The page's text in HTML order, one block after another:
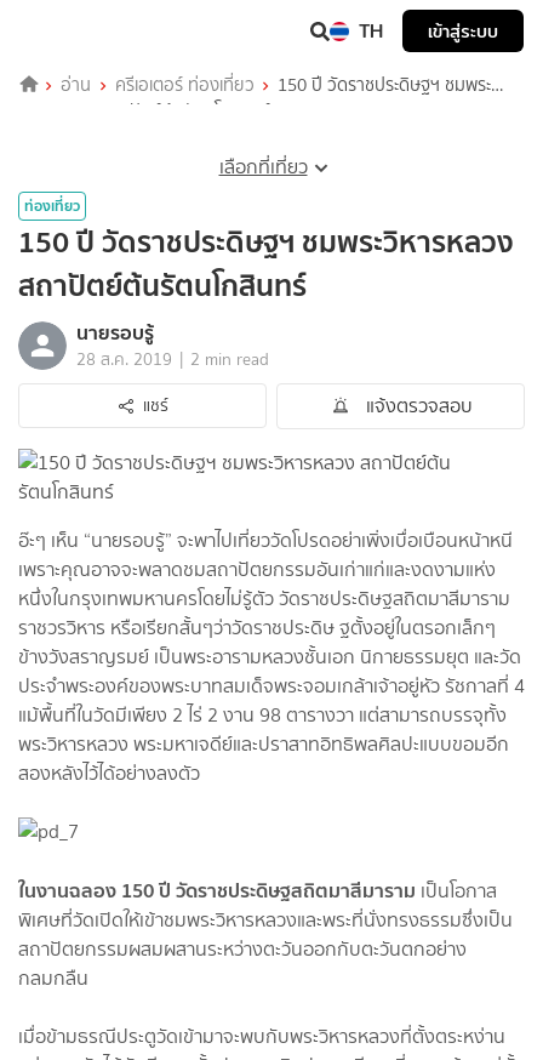
TH เข้าสู่ระบบ
อ่าน ครีเอเตอร์ ท่องเที่ยว
150 ปี วัดราชประดิษฐฯ ชมพระ
วิหารหลวง สถาปัตย์ต้นรัตนโกสินทร์
เลือกที่เที่ยว
ท่องเที่ยว
150 ปี วัดราชประดิษฐฯ ชมพระวิหารหลวง
สถาปัตย์ต้นรัตนโกสินทร์
นายรอบรู้
28 ส.ค. 2019 | 2 min read
แชร์
แจ้งตรวจสอบ
อ๊ะๆ เห็น “นายรอบรู้” จะพาไปเที่ยววัดโปรดอย่าเพิ่งเบื่อเบือนหน้าหนี
เพราะคุณอาจจะพลาดชมสถาปัตยกรรมอันเก่าแก่และงดงามแห่ง
หนึ่งในกรุงเทพมหานครโดยไม่รู้ตัว วัดราชประดิษฐสถิตมาสีมาราม
ราชวรวิหาร หรือเรียกสั้นๆว่าวัดราชประดิษ ฐตั้งอยู่ในตรอกเล็กๆ
ข้างวังสราญรมย์ เป็นพระอารามหลวงชั้นเอก นิกายธรรมยุต และวัด
ประจำพระองค์ของพระบาทสมเด็จพระจอมเกล้าเจ้าอยู่หัว รัชกาลที่ 4
แม้พื้นที่ในวัดมีเพียง 2 ไร่ 2 งาน 98 ตารางวา แต่สามารถบรรจุทั้ง
พระวิหารหลวง พระมหาเจดีย์และปราสาทอิทธิพลศิลปะแบบขอมอีก
สองหลังไว้ได้อย่างลงตัว
ในงานฉลอง 150 ปี วัดราชประดิษฐสถิตมาสีมาราม เป็นโอกาส
พิเศษที่วัดเปิดให้เข้าชมพระวิหารหลวงและพระที่นั่งทรงธรรมซึ่งเป็น
สถาปัตยกรรมผสมผสานระหว่างตะวันออกกับตะวันตกอย่าง
กลมกลืน
เมื่อข้ามธรณีประตูวัดเข้ามาจะพบกับพระวิหารหลวงที่ตั้งตระหง่าน